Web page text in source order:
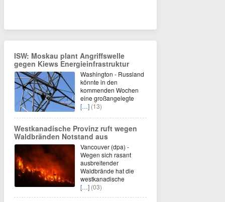
ISW: Moskau plant Angriffswelle
gegen Kiews Energieinfrastruktur
Washington - Russland
könnte in den
kommenden Wochen
eine großangelegte
[…] (13)
Westkanadische Provinz ruft wegen
Waldbränden Notstand aus
Vancouver (dpa) -
Wegen sich rasant
ausbreitender
Waldbrände hat die
westkanadische
[…] (03)